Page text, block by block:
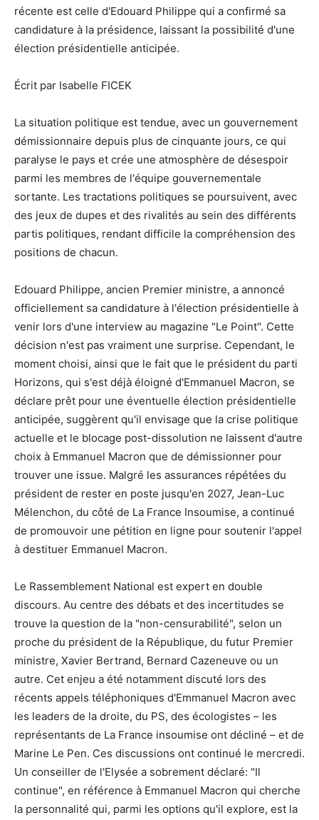
récente est celle d'Edouard Philippe qui a confirmé sa
candidature à la présidence, laissant la possibilité d'une
élection présidentielle anticipée.
Écrit par Isabelle FICEK
La situation politique est tendue, avec un gouvernement
démissionnaire depuis plus de cinquante jours, ce qui
paralyse le pays et crée une atmosphère de désespoir
parmi les membres de l'équipe gouvernementale
sortante. Les tractations politiques se poursuivent, avec
des jeux de dupes et des rivalités au sein des différents
partis politiques, rendant difficile la compréhension des
positions de chacun.
Edouard Philippe, ancien Premier ministre, a annoncé
officiellement sa candidature à l'élection présidentielle à
venir lors d'une interview au magazine "Le Point". Cette
décision n'est pas vraiment une surprise. Cependant, le
moment choisi, ainsi que le fait que le président du parti
Horizons, qui s'est déjà éloigné d'Emmanuel Macron, se
déclare prêt pour une éventuelle élection présidentielle
anticipée, suggèrent qu'il envisage que la crise politique
actuelle et le blocage post-dissolution ne laissent d'autre
choix à Emmanuel Macron que de démissionner pour
trouver une issue. Malgré les assurances répétées du
président de rester en poste jusqu'en 2027, Jean-Luc
Mélenchon, du côté de La France Insoumise, a continué
de promouvoir une pétition en ligne pour soutenir l'appel
à destituer Emmanuel Macron.
Le Rassemblement National est expert en double
discours. Au centre des débats et des incertitudes se
trouve la question de la "non-censurabilité", selon un
proche du président de la République, du futur Premier
ministre, Xavier Bertrand, Bernard Cazeneuve ou un
autre. Cet enjeu a été notamment discuté lors des
récents appels téléphoniques d'Emmanuel Macron avec
les leaders de la droite, du PS, des écologistes – les
représentants de La France insoumise ont décliné – et de
Marine Le Pen. Ces discussions ont continué le mercredi.
Un conseiller de l'Elysée a sobrement déclaré: "Il
continue", en référence à Emmanuel Macron qui cherche
la personnalité qui, parmi les options qu'il explore, est la